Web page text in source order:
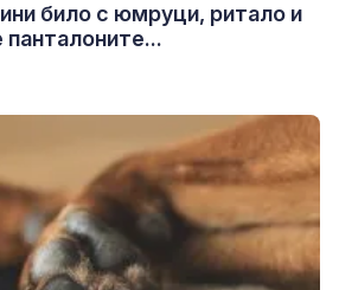
било с юмруци, ритало и